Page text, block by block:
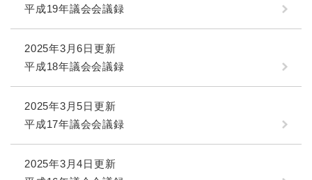
平成19年議会会議録
2025年3月6日更新
平成18年議会会議録
2025年3月5日更新
平成17年議会会議録
2025年3月4日更新